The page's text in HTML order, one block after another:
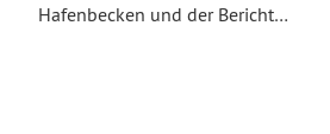
Hafenbecken und der Bericht…